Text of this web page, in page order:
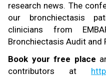
research news. The
our bronchiectasis
clinicians from
Bronchiectasis Audit and
Book your free place
contributors at